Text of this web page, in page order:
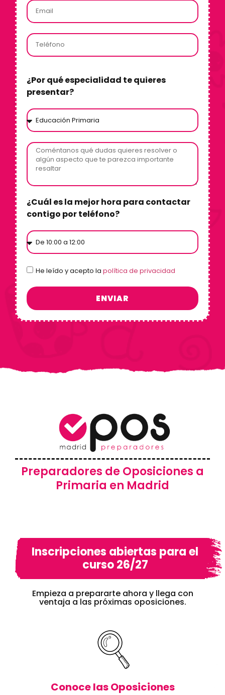
¿Por qué especialidad te quieres
presentar?
¿Cuál es la mejor hora para contactar
contigo por teléfono?
He leído y acepto la política de privacidad
ENVIAR
Preparadores de Oposiciones a
Primaria en Madrid
Inscripciones abiertas para el
curso 26/27
Empieza a prepararte ahora y llega con
ventaja a las próximas oposiciones.
Conoce las Oposiciones